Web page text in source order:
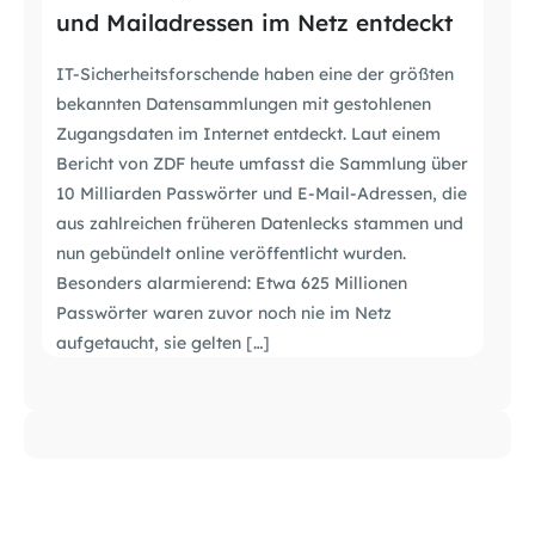
und Mailadressen im Netz entdeckt
IT-Sicherheitsforschende haben eine der größten
bekannten Datensammlungen mit gestohlenen
Zugangsdaten im Internet entdeckt. Laut einem
Bericht von ZDF heute umfasst die Sammlung über
10 Milliarden Passwörter und E-Mail-Adressen, die
aus zahlreichen früheren Datenlecks stammen und
nun gebündelt online veröffentlicht wurden.
Besonders alarmierend: Etwa 625 Millionen
Passwörter waren zuvor noch nie im Netz
aufgetaucht, sie gelten […]